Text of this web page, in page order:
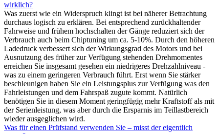
wirklich?
Was zuerst wie ein Widerspruch klingt ist bei näherer Betrachtung
durchaus logisch zu erklären. Bei entsprechend zurückhaltender
Fahrweise und frühem hochschalten der Gänge reduziert sich der
Verbrauch auch beim Chiptuning um ca. 5-10%. Durch den höheren
Ladedruck verbessert sich der Wirkungsgrad des Motors und bei
Ausnutzung des früher zur Verfügung stehenden Drehmomentes
erreichen Sie insgesamt gesehen ein niedrigeres Drehzahlniveau -
was zu einem geringeren Verbrauch führt. Erst wenn Sie stärker
beschleunigen haben Sie ein Leistungsplus zur Verfügung was den
Fahrleistungen und dem Fahrspaß zugute kommt. Natürlich
benötigen Sie in diesem Moment geringfügig mehr Kraftstoff als mit
der Serienleistung, was aber durch die Ersparnis im Teillastbereich
wieder ausgeglichen wird.
Was für einen Prüfstand verwenden Sie – misst der eigentlich